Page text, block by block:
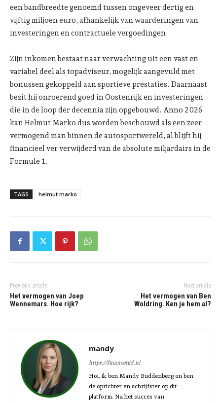
een bandbreedte genoemd tussen ongeveer dertig en
vijftig miljoen euro, afhankelijk van waarderingen van
investeringen en contractuele vergoedingen.
Zijn inkomen bestaat naar verwachting uit een vast en
variabel deel als topadviseur, mogelijk aangevuld met
bonussen gekoppeld aan sportieve prestaties. Daarnaast
bezit hij onroerend goed in Oostenrijk en investeringen
die in de loop der decennia zijn opgebouwd. Anno 2026
kan Helmut Marko dus worden beschouwd als een zeer
vermogend man binnen de autosportwereld, al blijft hij
financieel ver verwijderd van de absolute miljardairs in de
Formule 1.
TAGS helmut marko
Previous article
Het vermogen van Joep
Wennemars. Hoe rijk?
Next article
Het vermogen van Ben
Woldring. Ken je hem al?
mandy
https://financetijd.nl
Hoi, ik ben Mandy Buddenberg en ben
de oprichter en schrijfster op dit
platform. Na het succes van